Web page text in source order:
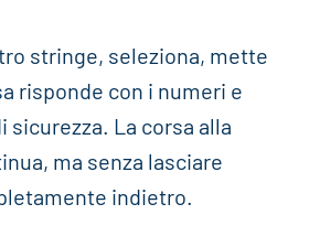
stringe, seleziona, mette
risponde con i numeri e
sicurezza. La corsa alla
ma senza lasciare
indietro.